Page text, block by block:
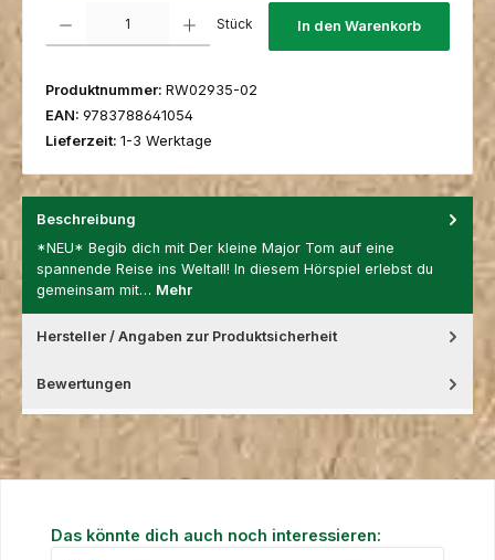
Stück In den Warenkorb
Produktnummer: RW02935-02
EAN: 9783788641054
Lieferzeit: 1-3 Werktage
Beschreibung
*NEU* Begib dich mit Der kleine Major Tom auf eine
spannende Reise ins Weltall! In diesem Hörspiel erlebst du
gemeinsam mit… Mehr
Hersteller / Angaben zur Produktsicherheit
Bewertungen
Produktgalerie überspringen
Das könnte dich auch noch interessieren: